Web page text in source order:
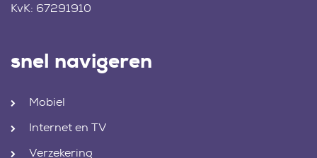
KvK: 67291910
snel navigeren
Mobiel
Internet en TV
Verzekering